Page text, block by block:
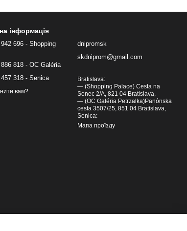
інформація
696 - Shopping
818 - OC Galéria
+421 918 457 318 - Senica
вам?
dnipromsk
skdniprom@gmail.com
Bratislava:
— (Shopping Palace) Cesta na
Senec 2/A, 821 04 Bratislava,
— (OC Galéria Petrzalka)Panónska
cesta 3507/25, 851 04 Bratislava,
Senica:
Мапа проїзду